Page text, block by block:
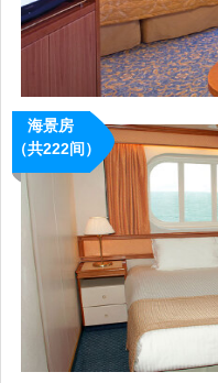
海景房
（共222间）